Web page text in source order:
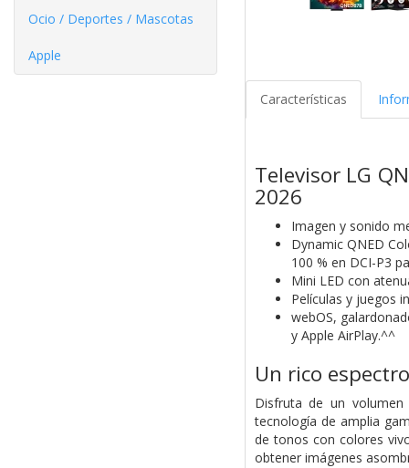
Ocio / Deportes / Mascotas
Apple
Características
Televisor LG
2026
Imagen y sonido
Dynamic QNED
100 % en DCI-P3
Mini LED con
Películas y juegos
webOS,
y Apple AirPlay.^^
Un rico
Disfruta de un
tecnología de amplia
de tonos con colores
obtener imágenes